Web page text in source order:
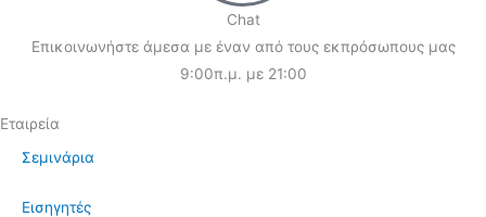
Chat
Επικοινωνήστε άμεσα με έναν από τους εκπρόσωπους μας
9:00π.μ. με 21:00
Εταιρεία
Σεμινάρια
Εισηγητές